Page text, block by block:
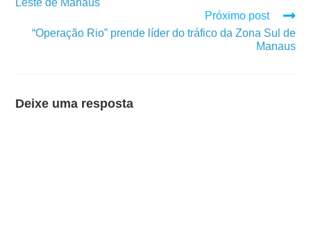
Próximo post
“Operação Rio” prende líder do tráfico da Zona Sul de
Manaus
Deixe uma resposta